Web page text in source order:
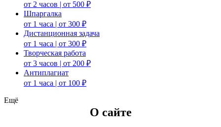
от 2 часов | от 500 ₽
Шпаргалка
от 1 часа | от 300 ₽
Дистанционная задача
от 1 часа | от 300 ₽
Творческая работа
от 3 часов | от 200 ₽
Антиплагиат
от 1 часа | от 100 ₽
Ещё
О сайте